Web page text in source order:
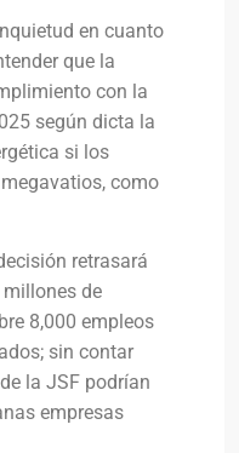
en cuanto
que la
con la
según dicta la
si los
como
retrasará
de
8,000 empleos
sin contar
la JSF podrían
empresas